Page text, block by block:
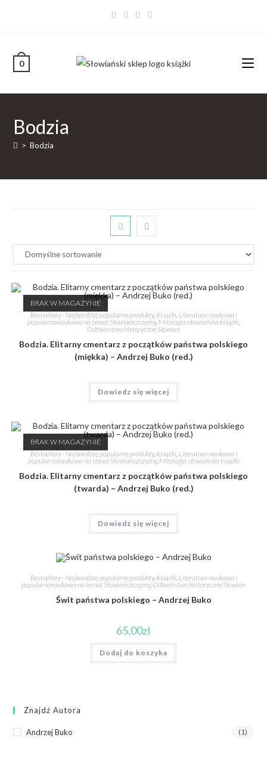
0
Bodzia
> Bodzia
BRAK W MAGAZYNIE
Bestsellery - Najbardziej popularne produkty, Książki, Literatura naukowa i
popularnonaukowa na temat Słowiańszczyzny, Mitologia słowiańska książki,
Odtwórstwo historyczne Słowian
Bodzia. Elitarny cmentarz z początków państwa polskiego
(miękka) – Andrzej Buko (red.)
Dowiedz się więcej
BRAK W MAGAZYNIE
Bestsellery - Najbardziej popularne produkty, Książki, Literatura naukowa i
popularnonaukowa na temat Słowiańszczyzny, Mitologia słowiańska książki
Bodzia. Elitarny cmentarz z początków państwa polskiego
(twarda) – Andrzej Buko (red.)
Dowiedz się więcej
Bestsellery - Najbardziej popularne produkty, Książki, Literatura naukowa i
popularnonaukowa na temat Słowiańszczyzny, Odtwórstwo historyczne Słowian
Świt państwa polskiego – Andrzej Buko
65,00zł
Dodaj do koszyka
Znajdź Autora
Andrzej Buko (1)